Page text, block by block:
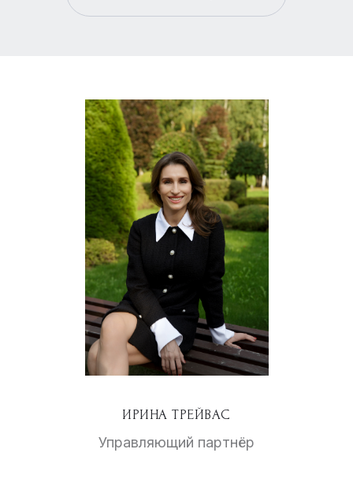
ИРИНА ТРЕЙВАС
Управляющий партнёр